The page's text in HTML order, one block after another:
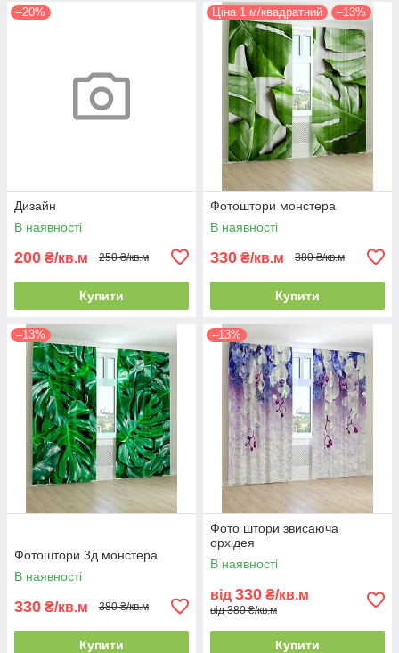
–20%
Дизайн
В наявності
200 ₴/кв.м 250 ₴/кв.м
Купити
Ціна 1 м/квадратний –13%
Фотоштори монстера
В наявності
330 ₴/кв.м 380 ₴/кв.м
Купити
–13%
Фотоштори 3д монстера
В наявності
330 ₴/кв.м 380 ₴/кв.м
Купити
–13%
Фото штори звисаюча
орхідея
В наявності
від 330 ₴/кв.м
від 380 ₴/кв.м
Купити